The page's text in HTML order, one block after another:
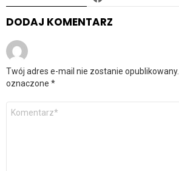
DODAJ KOMENTARZ
Twój adres e-mail nie zostanie opublikowany.
oznaczone *
Komentarz